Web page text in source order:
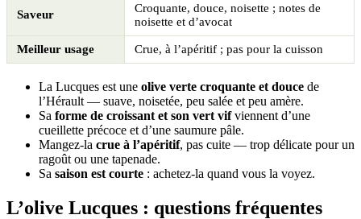
Saveur
Croquante, douce, noisette ; notes de
noisette et d’avocat
Meilleur usage Crue, à l’apéritif ; pas pour la cuisson
La Lucques est une olive verte croquante et douce de
l’Hérault — suave, noisetée, peu salée et peu amère.
Sa forme de croissant et son vert vifviennent d’une
cueillette précoce et d’une saumure pâle.
Mangez-la crue à l’apéritif, pas cuite — trop délicate pour un
ragoût ou une tapenade.
Sa saison est courte : achetez-la quand vous la voyez.
L’olive Lucques : questions fréquentes